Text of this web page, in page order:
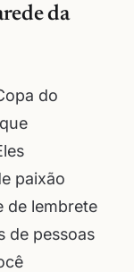
da
do
paixão
de lembrete
de pessoas